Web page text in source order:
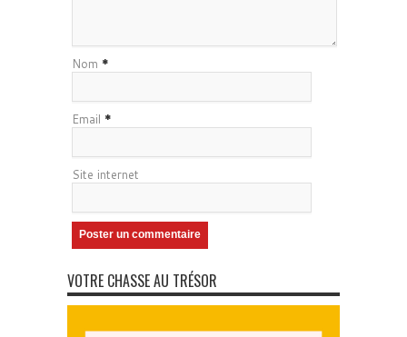
Nom *
Email *
Site internet
VOTRE CHASSE AU TRÉSOR